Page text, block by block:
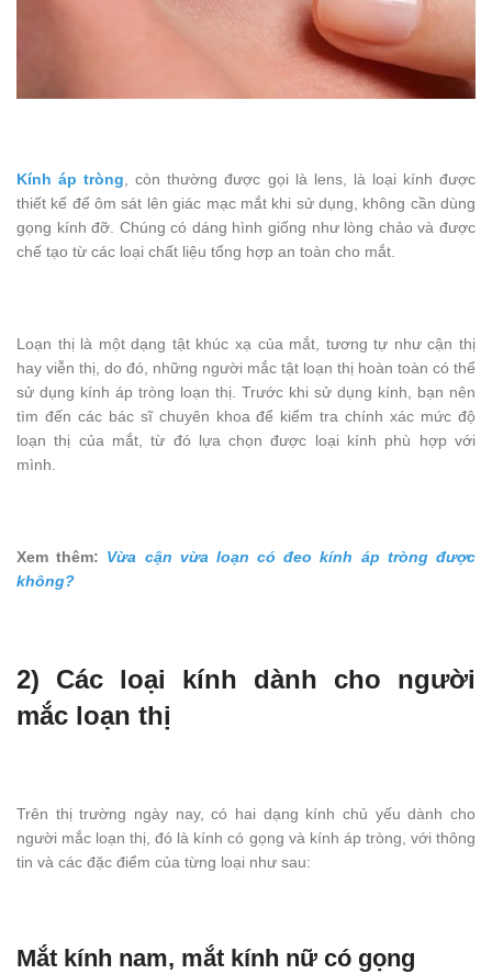
Kính áp tròng , còn thường được gọi là lens, là loại kính được
thiết kế để ôm sát lên giác mạc mắt khi sử dụng, không cần dùng
gọng kính đỡ. Chúng có dáng hình giống như lòng chảo và được
chế tạo từ các loại chất liệu tổng hợp an toàn cho mắt.
Loạn thị là một dạng tật khúc xạ của mắt, tương tự như cận thị
hay viễn thị, do đó, những người mắc tật loạn thị hoàn toàn có thể
sử dụng kính áp tròng loạn thị. Trước khi sử dụng kính, bạn nên
tìm đến các bác sĩ chuyên khoa để kiểm tra chính xác mức độ
loạn thị của mắt, từ đó lựa chọn được loại kính phù hợp với
mình.
Xem thêm: Vừa cận vừa loạn có đeo kính áp tròng được
không?
2) Các loại kính dành cho người
mắc loạn thị
Trên thị trường ngày nay, có hai dạng kính chủ yếu dành cho
người mắc loạn thị, đó là kính có gọng và kính áp tròng, với thông
tin và các đặc điểm của từng loại như sau:
Mắt kính nam, mắt kính nữ có gọng